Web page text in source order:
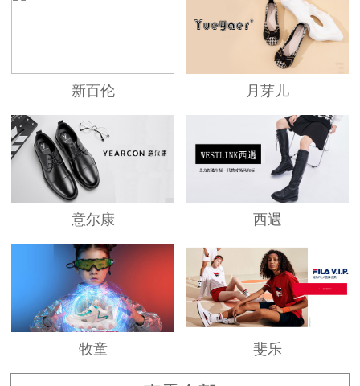
杰米奴致力于提供平价快时尚潮品，满足消费者
平价是基于完善的供应链管理体制，实现从厂家
到消费者的垂直销售。
上百人的研发、设计团队，为国际水准的“快时
尚”潮品提供保障。
不断提升消费者购物体验，致力打造超行业水准
的智能零售场景。
新百伦 月芽儿
意尔康 西遇
牧童 斐乐